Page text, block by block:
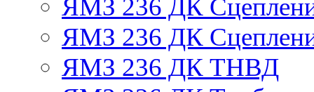
ЯМЗ 236 ДК
ЯМЗ 236 ДК
ЯМЗ 236 ДК ТНВД